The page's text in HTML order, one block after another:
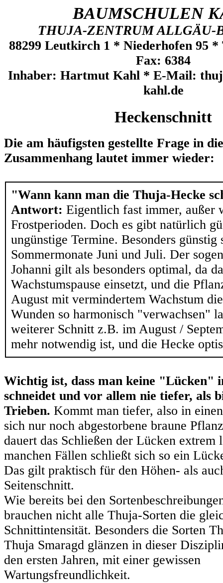
BAUMSCHULEN
THUJA-ZENTRUM ALLGÄU-
88299 Leutkirch 1 * Niederhofen 95 *
Fax: 6384
Inhaber: Hartmut Kahl * E-Mail:
kahl.de
Heckenschnitt
Die am häufigsten gestellte Frage in
Zusammenhang lautet immer wieder:
"Wann kann man die Thuja-Hecke
Antwort: Eigentlich fast immer, außer
Frostperioden. Doch es gibt natürlich
ungünstige Termine. Besonders günstig
Sommermonate Juni und Juli. Der
Johanni gilt als besonders optimal, da
Wachstumspause einsetzt, und die
August mit vermindertem Wachstum
Wunden so harmonisch "verwachsen"
weiterer Schnitt z.B. im August /
mehr notwendig ist, und die Hecke
Wichtig ist, dass man keine "Lücken"
schneidet und vor allem nie tiefer, als
Trieben. Kommt man tiefer, also in
sich nur noch abgestorbene braune
dauert das Schließen der Lücken extrem
manchen Fällen schließt sich so ein
Das gilt praktisch für den Höhen- als
Seitenschnitt.
Wie bereits bei den
brauchen nicht alle Thuja-Sorten die
Schnittintensität. Besonders die Sorten
Thuja Smaragd glänzen in dieser
den ersten Jahren, mit einer gewissen
Wartungsfreundlichkeit.